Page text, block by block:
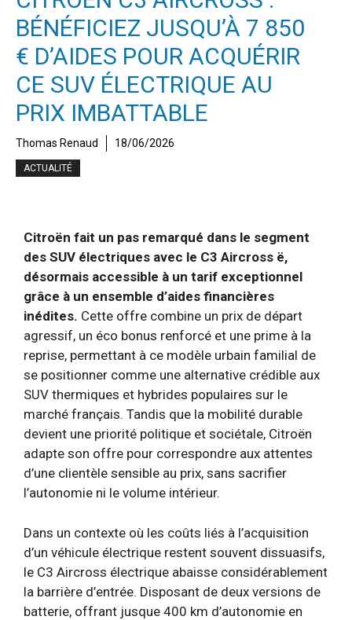
BÉNÉFICIEZ JUSQU’À 7 850
€ D’AIDES POUR ACQUÉRIR
CE SUV ÉLECTRIQUE AU
PRIX IMBATTABLE
Thomas Renaud 18/06/2026
ACTUALITÉ
Citroën fait un pas remarqué dans le segment
des SUV électriques avec le C3 Aircross ë,
désormais accessible à un tarif exceptionnel
grâce à un ensemble d’aides financières
inédites. Cette offre combine un prix de départ
agressif, un éco bonus renforcé et une prime à la
reprise, permettant à ce modèle urbain familial de
se positionner comme une alternative crédible aux
SUV thermiques et hybrides populaires sur le
marché français. Tandis que la mobilité durable
devient une priorité politique et sociétale, Citroën
adapte son offre pour correspondre aux attentes
d’une clientèle sensible au prix, sans sacrifier
l’autonomie ni le volume intérieur.
Dans un contexte où les coûts liés à l’acquisition
d’un véhicule électrique restent souvent dissuasifs,
le C3 Aircross électrique abaisse considérablement
la barrière d’entrée. Disposant de deux versions de
batterie, offrant jusque 400 km d’autonomie en